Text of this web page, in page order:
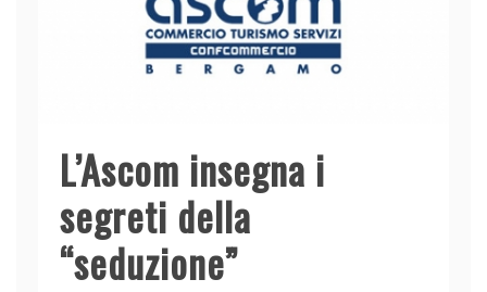
L’Ascom insegna i
segreti della
“seduzione”